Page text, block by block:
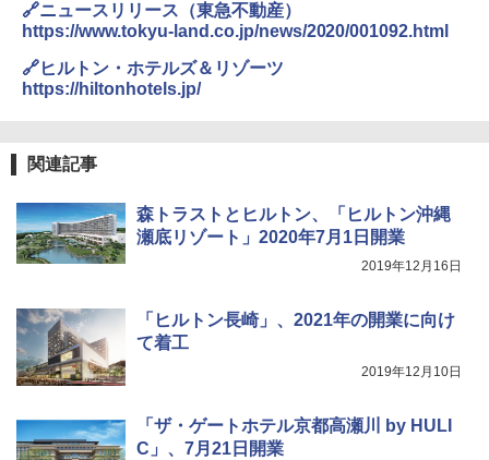
ENDLESS BASE 《めざましテレビで紹介》
テント ワンタッチ RENEW 幅200 2-3人用 43
￥5,999
簡単設置 ポップアップテント エクルベージ
ュ(BC仕様) PATC-150B(EB)
[キャンパーズコレクション 山善] 傘みたいに
広げるだけ パッとサッとテント キューブワ
イド ブラックコーティング フルクローズ メ
ッシュ 4人用 簡単設置 ポップアップテント P
￥-
秒）射程5～10m 安全ロック搭載 携帯収納袋
付き ヒグマ・イノシシ対策 自治体・教育機
防災用品 長期保存可能 緊急時用 日本国内発
送
-08EX カーキ ソロキャンプ ポリエステル フ
レーム ドーム型 テント
着替えテント トイレテント 透けない【換気
通気窓付き】収納袋付き UVカット 防水 防災
コンパクト iimono117 (ブルー)
🔗ニュースリリース（東急不動産）
https://www.tokyu-land.co.jp/news/2020/001092.html
🔗ヒルトン・ホテルズ＆リゾーツ
https://hiltonhotels.jp/
関連記事
森トラストとヒルトン、「ヒルトン沖縄
瀬底リゾート」2020年7月1日開業
2019年12月16日
「ヒルトン長崎」、2021年の開業に向け
て着工
2019年12月10日
「ザ・ゲートホテル京都高瀬川 by HULI
C」、7月21日開業